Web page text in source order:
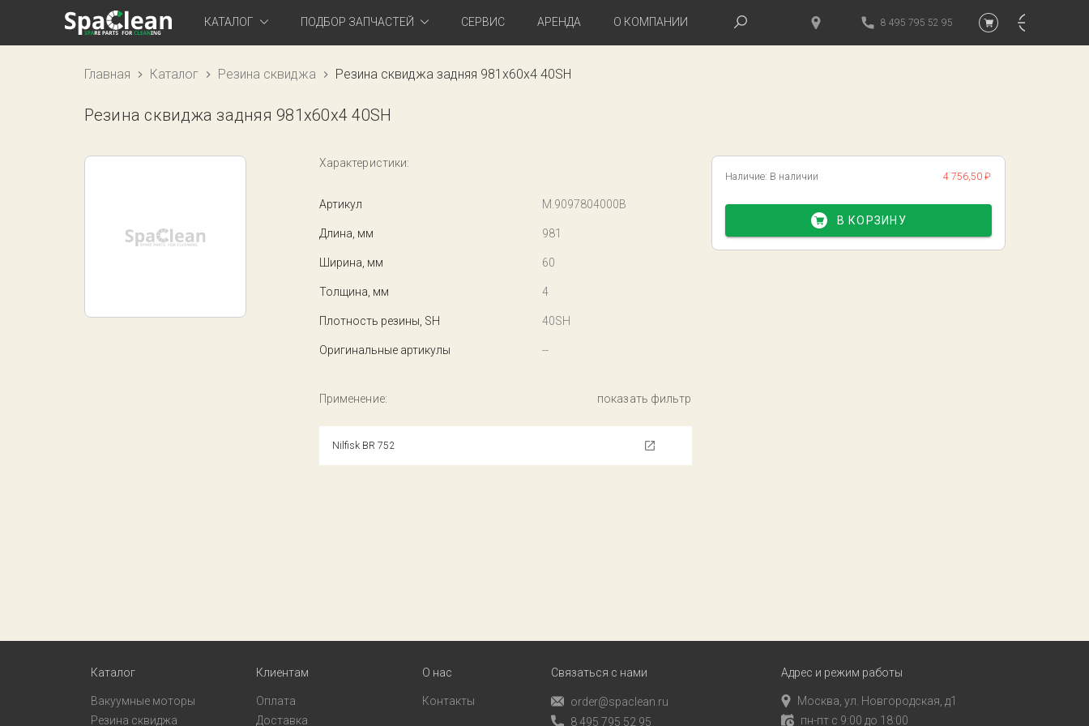
КАТАЛОГ ПОДБОР ЗАПЧАСТЕЙ СЕРВИС АРЕНДА О КОМПАНИИ 8 495 795 52 95
Главная Каталог Резина сквиджа Резина сквиджа задняя 981x60x4 40SH
Резина сквиджа задняя 981x60x4 40SH
Характеристики:
Артикул M.9097804000B
Длина, мм 981
Ширина, мм 60
Толщина, мм 4
Плотность резины, SH 40SH
Оригинальные артикулы --
Применение: показать фильтр
Nilfisk BR 752
Наличие: В наличии 4 756,50 ₽
В КОРЗИНУ
Каталог
Вакуумные моторы
Резина сквиджа
Клиентам
Оплата
Доставка
О нас
Контакты
Связаться с нами
order@spaclean.ru
8 495 795 52 95
Адрес и режим работы
Москва, ул. Новгородская, д1
пн-пт с 9:00 до 18:00